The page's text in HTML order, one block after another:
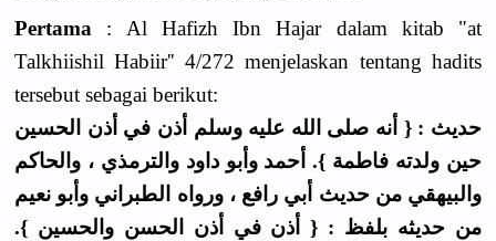
Pertama : Al Hafizh Ibn Hajar dalam kitab "at
Talkhiishil Habiir'' 4/272 menjelaskan tentang hadits
tersebut sebagai berikut:
حديث : { أنه صلى الله عليه وسلم أذن في أذن الحسين
حين ولدته فاطمة }. أحمد وأبو داود والترمذي ، والحاكم
والبيهقي من حديث أبي رافع ، ورواه الطبراني وأبو نعيم
من حديثه بلفظ : { أذن في أذن الحسن والحسين }.